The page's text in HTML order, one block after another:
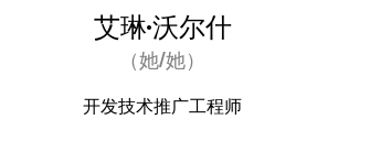
艾琳·沃尔什
（她/她）
开发技术推广工程师